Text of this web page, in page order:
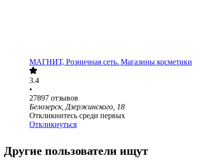
МАГНИТ, Розничная сеть. Магазины косметики
3.4
•
27897 отзывов
Белозерск, Дзержинского, 18
Откликнитесь среди первых
Откликнуться
Другие пользователи ищут